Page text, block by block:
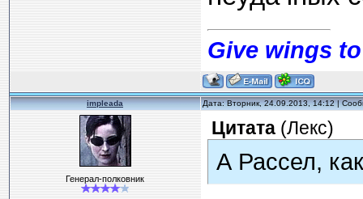
Give wings
impleada Дата: Вторник, 24.09.2013, 14:12 |
Генерал-полковник
Цитата(Лекс)
А Рассел,